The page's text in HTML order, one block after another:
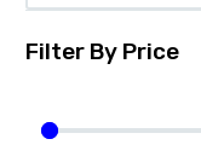
Filter By Price